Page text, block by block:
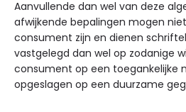
Aanvullende dan wel van deze
afwijkende bepalingen mogen
consument zijn en dienen
vastgelegd dan wel op zodanige
consument op een toegankelijke
opgeslagen op een duurzame